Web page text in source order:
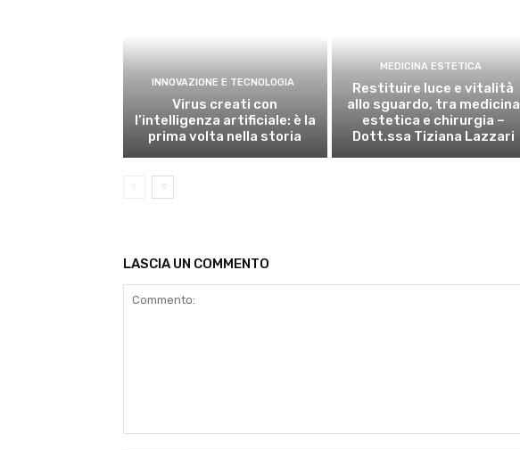
INNOVAZIONE E TECNOLOGIA
Virus creati con
l’intelligenza artificiale: è la
prima volta nella storia
MEDICINA ESTETICA
Restituire luce e vitalità
allo sguardo, tra medicina
estetica e chirurgia –
Dott.ssa Tiziana Lazzari
LASCIA UN COMMENTO